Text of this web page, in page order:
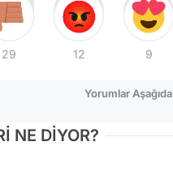
29 12 9
Yorumlar Aşağıda
NE DİYOR?